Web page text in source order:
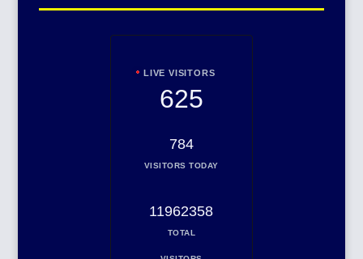
LIVE VISITORS
625
784
VISITORS TODAY
11962358
TOTAL